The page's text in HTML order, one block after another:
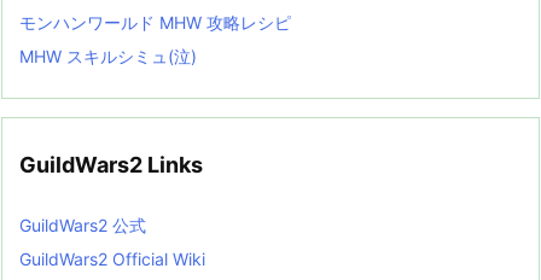
モンハンワールド MHW 攻略レシピ
MHW スキルシミュ(泣)
GuildWars2 Links
GuildWars2 公式
GuildWars2 Official Wiki